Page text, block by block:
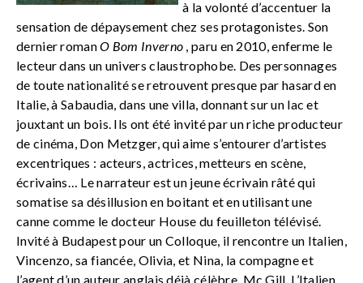
à la volonté d’accentuer la
sensation de dépaysement chez ses protagonistes. Son
dernier romanO Bom Inverno , paru en 2010, enferme le
lecteur dans un univers claustrophobe. Des personnages
de toute nationalité se retrouvent presque par hasard en
Italie, à Sabaudia, dans une villa, donnant sur un lac et
jouxtant un bois. Ils ont été invité par un riche producteur
de cinéma, Don Metzger, qui aime s’entourer d’artistes
excentriques : acteurs, actrices, metteurs en scène,
écrivains… Le narrateur est un jeune écrivain râté qui
somatise sa désillusion en boitant et en utilisant une
canne comme le docteur House du feuilleton télévisé.
Invité à Budapest pour un Colloque, il rencontre un Italien,
Vincenzo, sa fiancée, Olivia, et Nina, la compagne et
l’agent d’un auteur anglais déjà célèbre, Mc Gill. L’Italien